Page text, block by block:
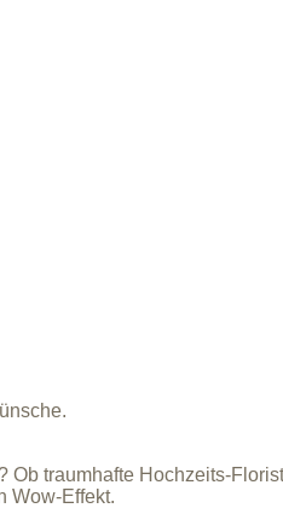
traumhafte Hochzeits-
Wow-Effekt.